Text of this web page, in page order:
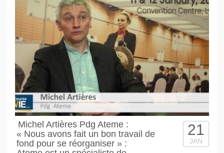
Michel Artières Pdg Ateme :
« Nous avons fait un bon travail de
fond pour se réorganiser » :
21
JAN